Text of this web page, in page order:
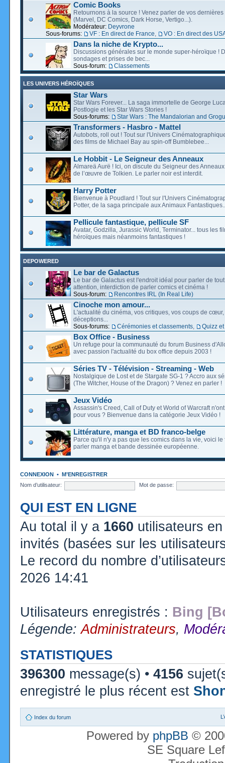
Comic Books
Retournons à la source ! Venez parler de vos dernières
(Marvel, DC Comics, Dark Horse, Vertigo...).
Modérateur: Deyvrone
Sous-forums:
VF : En direct de France VO : En direct des
Dans la niche de Krypto...
Discussions générales sur le monde super-héroïque !
sondages et prises de bec...
Sous-forum:
Classements
LES UNIVERS HÉROÏQUES
Star Wars
Star Wars Forever... La saga immortelle de George
Postlogie et les Star Wars Stories !
Sous-forums:
Star Wars : The Mandalorian and Grogu
Transformers - Hasbro - Mattel
Autobots, roll out ! Tout sur l'Univers
des films de Michael Bay au spin-off Bumblebee...
Le Hobbit - Le Seigneur des Anneaux
Almareä Aurë ! Ici, on discute du Seigneur des
de l’œuvre de Tolkien. Le parler noir est interdit.
Harry Potter
Bienvenue à Poudlard ! Tout sur l'Univers
Potter, de la saga principale aux Animaux
Pellicule fantastique, pellicule SF
Avatar, Godzilla, Jurassic World, Terminator... tous les
héroïques mais néanmoins fantastiques !
DEPOWERED
Le bar de Galactus
Le bar de Galactus est l'endroit idéal pour parler de
attention, interdiction de parler comics et cinéma !
Sous-forum:
Rencontres IRL (In Real Life)
Cinoche mon amour...
L'actualité du cinéma, vos critiques, vos coups de cœur,
déceptions...
Sous-forums:
Cérémonies et classements Quizz
Box Office - Business
Un refuge pour la communauté du forum Business
avec passion l'actualité du box office depuis 2003 !
Séries TV - Télévision - Streaming - Web
Nostalgique de Lost et de Stargate SG-1 ? Accro aux
(The Witcher, House of the Dragon) ? Venez en parler !
Jeux Vidéo
Assassin's Creed, Call of Duty et World of Warcraft
pour vous ? Bienvenue dans la catégorie Jeux Vidéo !
Littérature, manga et BD franco-belge
Parce qu'il n'y a pas que les comics dans la vie, voici le
parler manga et bande dessinée européenne.
CONNEXION • M’ENREGISTRER
Nom d’utilisateur:
Mot de passe:
QUI EST EN LIGNE
Au total il y a 1660 utilisateurs
invités (basées sur les
Le record du nombre
2026 14:41
Utilisateurs enregistrés : Bing
Légende:Administrateurs,
STATISTIQUES
396300 message(s) • 4156
enregistré le plus récent est
Index du forum
Powered by phpBB ©
SE Square